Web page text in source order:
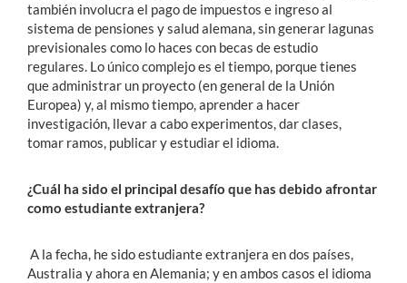
también involucra el pago de impuestos e ingreso al
sistema de pensiones y salud alemana, sin generar lagunas
previsionales como lo haces con becas de estudio
regulares. Lo único complejo es el tiempo, porque tienes
que administrar un proyecto (en general de la Unión
Europea) y, al mismo tiempo, aprender a hacer
investigación, llevar a cabo experimentos, dar clases,
tomar ramos, publicar y estudiar el idioma.
¿Cuál ha sido el principal desafío que has debido afrontar
como estudiante extranjera?
A la fecha, he sido estudiante extranjera en dos países,
Australia y ahora en Alemania; y en ambos casos el idioma